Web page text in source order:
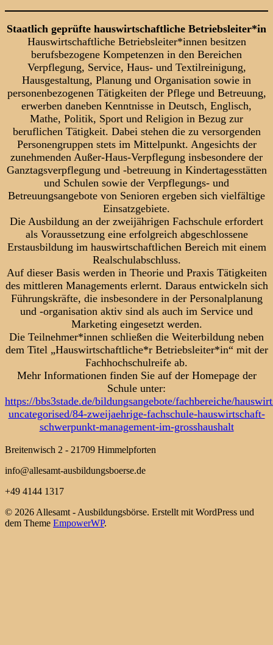
Staatlich geprüfte hauswirtschaftliche Betriebsleiter*in
Hauswirtschaftliche Betriebsleiter*innen besitzen
berufsbezogene Kompetenzen in den Bereichen
Verpflegung, Service, Haus- und Textilreinigung,
Hausgestaltung, Planung und Organisation sowie in
personenbezogenen Tätigkeiten der Pflege und Betreuung,
erwerben daneben Kenntnisse in Deutsch, Englisch,
Mathe, Politik, Sport und Religion in Bezug zur
beruflichen Tätigkeit. Dabei stehen die zu versorgenden
Personengruppen stets im Mittelpunkt. Angesichts der
zunehmenden Außer-Haus-Verpflegung insbesondere der
Ganztagsverpflegung und -betreuung in Kindertagesstätten
und Schulen sowie der Verpflegungs- und
Betreuungsangebote von Senioren ergeben sich vielfältige
Einsatzgebiete.
Die Ausbildung an der zweijährigen Fachschule erfordert
als Voraussetzung eine erfolgreich abgeschlossene
Erstausbildung im hauswirtschaftlichen Bereich mit einem
Realschulabschluss.
Auf dieser Basis werden in Theorie und Praxis Tätigkeiten
des mittleren Managements erlernt. Daraus entwickeln sich
Führungskräfte, die insbesondere in der Personalplanung
und -organisation aktiv sind als auch im Service und
Marketing eingesetzt werden.
Die Teilnehmer*innen schließen die Weiterbildung neben
dem Titel „Hauswirtschaftliche*r Betriebsleiter*in“ mit der
Fachhochschulreife ab.
Mehr Informationen finden Sie auf der Homepage der
Schule unter:
https://bbs3stade.de/bildungsangebote/fachbereiche/
uncategorised/84-zweijaehrige-fachschule-hauswirtschaft-
schwerpunkt-management-im-grosshaushalt
Breitenwisch 2 - 21709 Himmelpforten
info@allesamt-ausbildungsboerse.de
+49 4144 1317
© 2026 Allesamt - Ausbildungsbörse. Erstellt mit WordPress und
dem Theme EmpowerWP.